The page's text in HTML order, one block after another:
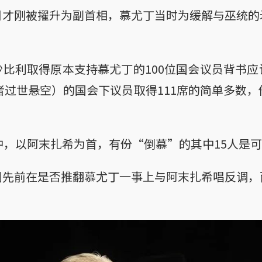
刚被擢升为副首相，慕尤丁当时为缓解与巫统
利取得原本支持慕尤丁的100位国会议员背书
世悬空）的国会下议员取得111席的简单多数
，以阿末扎希为首，有份“倒慕”的其中15人是
前在是否推翻慕尤丁一事上与阿末扎希唱反调